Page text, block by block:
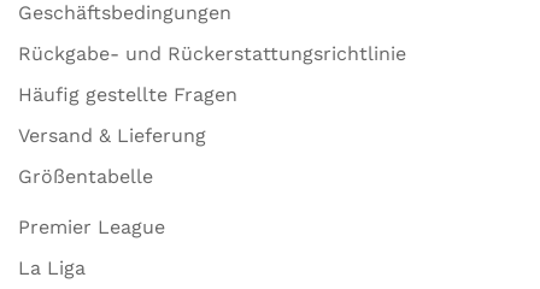
Geschäftsbedingungen
Rückgabe- und Rückerstattungsrichtlinie
Häufig gestellte Fragen
Versand & Lieferung
Größentabelle
Premier League
La Liga